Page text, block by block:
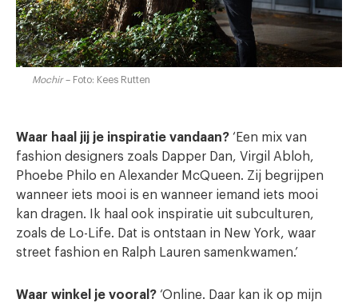
Mochir– Foto: Kees Rutten
Waar haal jij je inspiratie vandaan? ‘Een mix van
fashion designers zoals Dapper Dan, Virgil Abloh,
Phoebe Philo en Alexander McQueen. Zij begrijpen
wanneer iets mooi is en wanneer iemand iets mooi
kan dragen. Ik haal ook inspiratie uit subculturen,
zoals de Lo-Life. Dat is ontstaan in New York, waar
street fashion en Ralph Lauren samenkwamen.’
Waar winkel je vooral? ‘Online. Daar kan ik op mijn